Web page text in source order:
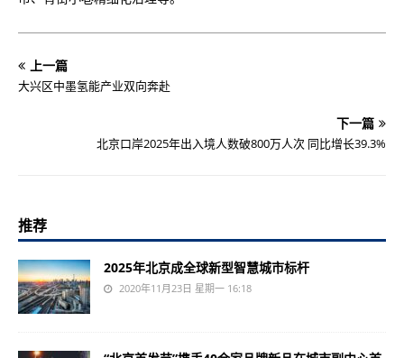
上一篇
大兴区中墨氢能产业双向奔赴
下一篇
北京口岸2025年出入境人数破800万人次 同比增长39.3%
推荐
2025年北京成全球新型智慧城市标杆
2020年11月23日 星期一 16:18